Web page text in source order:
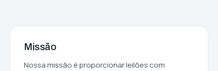
Missão
Nossa missão é proporcionar leilões com